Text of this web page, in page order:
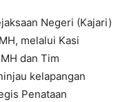
Negeri (Kajari)
melalui Kasi
dan Tim
kelapangan
Penataan